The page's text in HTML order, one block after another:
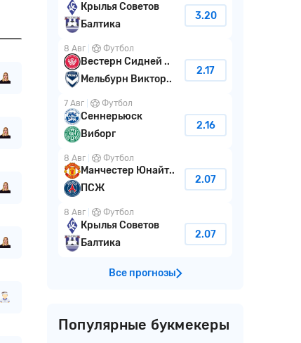
Крылья Советов
Балтика
3.20
8 Авг Футбол
Вестерн Сидней ..
Мельбурн Виктор..
2.17
7 Авг Футбол
Сеннерьюск
Виборг
2.16
8 Авг Футбол
Манчестер Юнайт..
ПСЖ
2.07
8 Авг Футбол
Крылья Советов
Балтика
2.07
Все прогнозы
Популярные букмекеры